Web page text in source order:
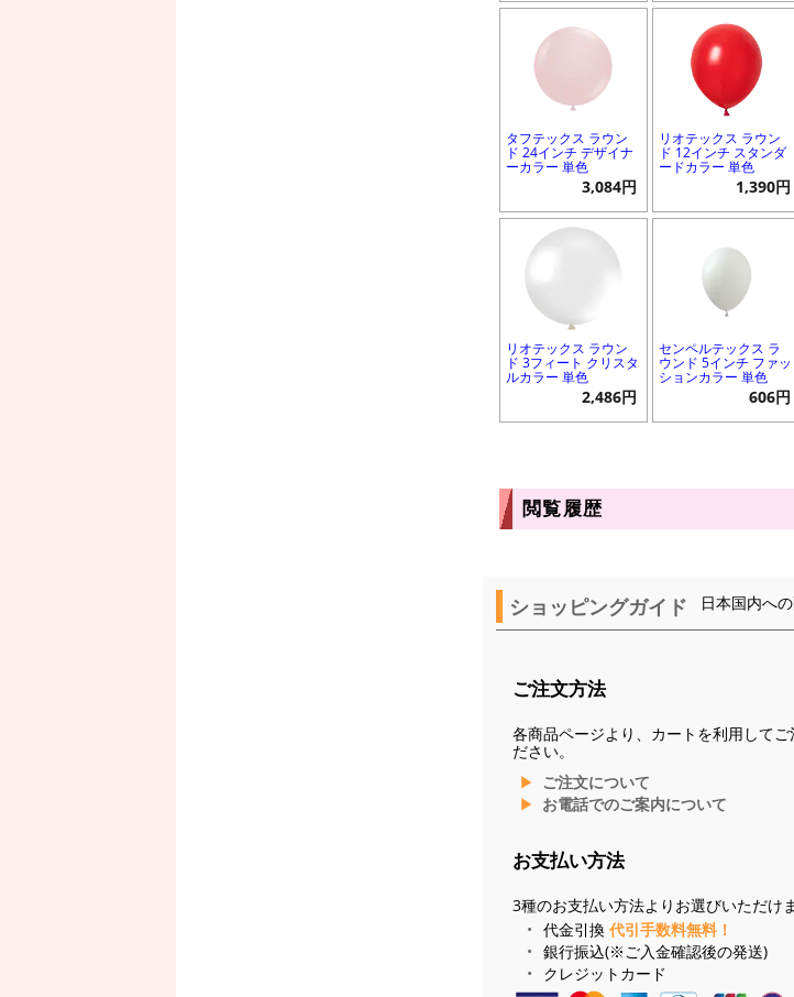
タフテックス ラウン
ド 24インチ デザイナ
ーカラー 単色
3,084円
リオテックス ラウン
ド 12インチ スタンダ
ードカラー 単色
1,390円
リオテックス ラウン
ド 3フィート クリスタ
ルカラー 単色
2,486円
センペルテックス ラ
ウンド 5インチ ファッ
ションカラー 単色
606円
閲覧履歴
ショッピングガイド 日本国内へ
ご注文方法
各商品ページより、カートを利用してご
ださい。
ご注文について
お電話でのご案内について
お支払い方法
3種のお支払い方法よりお選びいただけま
代金引換 代引手数料無料！
銀行振込(※ご入金確認後の発送)
クレジットカード